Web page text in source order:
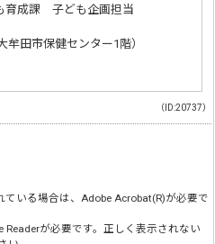
育成課 子ども企画担当
田市保健センター1階）
（ID:20737）
ている場合は、Adobe Acrobat(R)が必要で
Readerが必要です。正しく表示されない